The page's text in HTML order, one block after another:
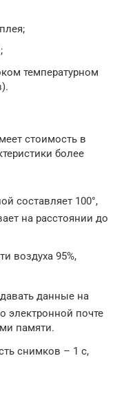
температурном
стоимость в
более
составляет 100°,
на расстоянии до
воздуха 95%,
данные на
электронной почте
памяти.
снимков – 1 с,